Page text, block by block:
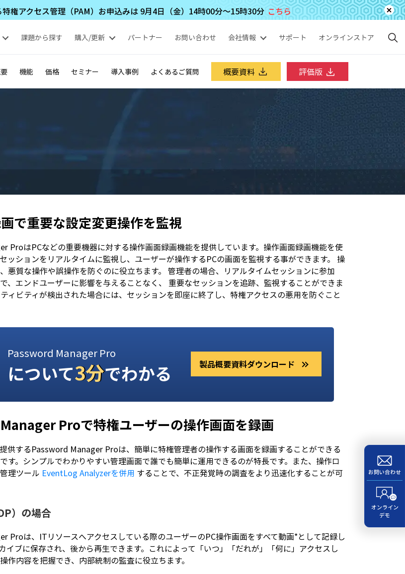
権アクセス管理（PAM）お申込みは 9月4日（金）14時00分～15時30分 こちら
課題から探す 購入/更新 パートナー お問い合わせ 会社情報 サポート オンラインストア
機能 価格 セミナー 導入事例 よくあるご質問 概要資料 評価版
で重要な設定変更操作を監視
ProはPCなどの重要機器に対する操作画面録画機能を提供しています。操作画面録画機能を使
ッションをリアルタイムに監視し、ユーザーが操作するPCの画面を監視する事ができます。 操
悪質な操作や誤操作を防ぐのに役立ちます。 管理者の場合、リアルタイムセッションに参加
、エンドユーザーに影響を与えることなく、 重要なセッションを追跡、監視することができま
ィビティが検出された場合には、セッションを即座に終了し、特権アクセスの悪用を防ぐこと
Password Manager Pro
について3分でわかる 製品概要資料ダウンロード
Proで特権ユーザーの操作画面を録画
供するPassword Manager Proは、簡単に特権管理者の操作する画面を録画することができる
す。シンプルでわかりやすい管理画面で誰でも簡単に運用できるのが特長です。また、操作ロ
理ツール EventLog Analyzerを併用 することで、不正発覚時の調査をより迅速化することが可
）の場合
Proは、ITリソースへアクセスしている際のユーザーのPC操作画面をすべて動画*として記録し
イブに保存され、後から再生できます。これによって「いつ」「だれが」「何に」アクセスし
作内容を把握でき、内部統制の監査に役立ちます。
お問い合わせ
オンライン
デモ